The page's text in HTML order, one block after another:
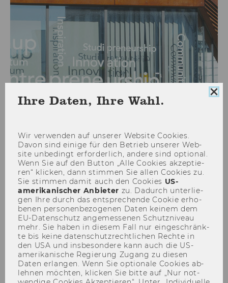
Changemaker Programm
Ihre Daten, Ihre Wahl.
Wir ver­wen­den auf un­se­rer Web­site Coo­kies.
Davon sind ei­ni­ge für den Be­trieb un­se­rer Web­
site un­be­dingt er­for­der­lich, an­de­re sind op­tio­nal.
Wenn Sie auf den But­ton „Alle Coo­kies ak­zep­tie­
ren“ kli­cken, dann stim­men Sie allen Coo­kies zu.
Sie stim­men damit auch den Coo­kies US-​
amerikanischer An­bie­ter zu. Da­durch un­ter­lie­
gen Ihre durch das ent­spre­chen­de Coo­kie er­ho­
be­nen per­so­nen­be­zo­ge­nen Daten kei­nem dem
EU-​Datenschutz an­ge­mes­se­nen Schutz­ni­veau
mehr. Sie haben in die­sem Fall nur ein­ge­schränk­
te bis keine da­ten­schutz­recht­li­chen Rech­te in
den USA und ins­be­son­de­re kann auch die US-​
amerikanische Re­gie­rung Zu­gang zu die­sen
Daten er­lan­gen. Wenn Sie op­tio­na­le Coo­kies ab­
leh­nen möch­ten, kli­cken Sie bitte auf „Nur not­